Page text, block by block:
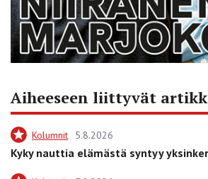
Aiheeseen liittyvät
Kolumnit 5.8.2026
Kyky nauttia elämästä syntyy